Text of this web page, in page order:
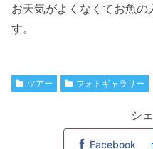
お天気がよくなくてお魚
す。
ツアー フォトギャラリー
シ
Facebook